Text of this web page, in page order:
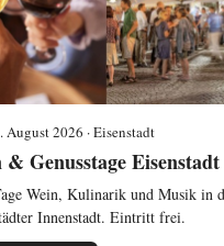
August 2026 · Eisenstadt
& Genusstage Eisenstadt
Wein, Kulinarik und Musik in
Innenstadt. Eintritt frei.